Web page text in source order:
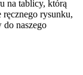
na tablicy, którą
rysunku,
naszego